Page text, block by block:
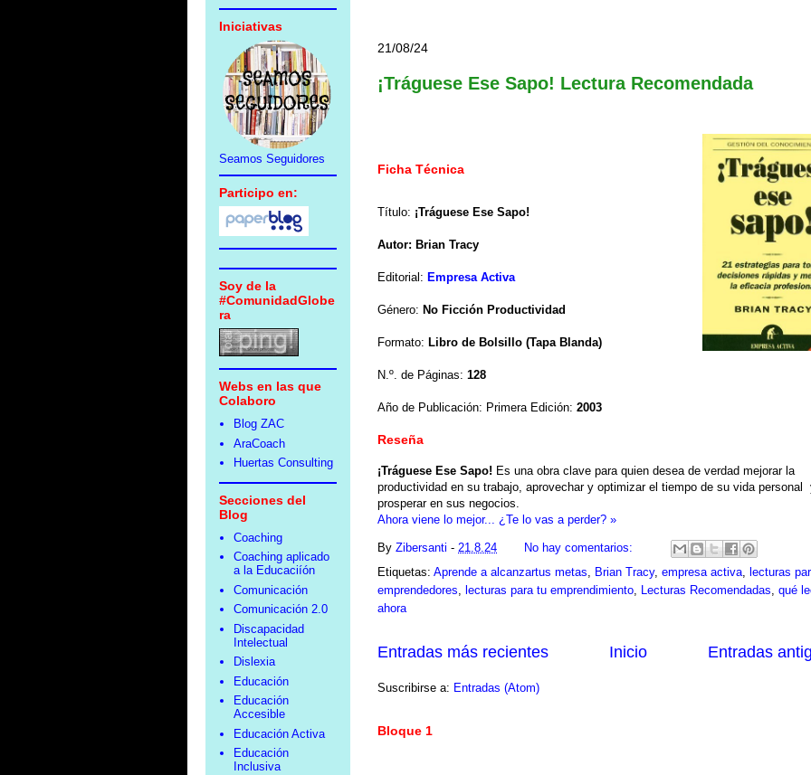
21/08/24
¡Tráguese Ese Sapo! Lectura Recomendada
Ficha Técnica
Título: ¡Tráguese Ese Sapo!
Autor: Brian Tracy
Editorial: Empresa Activa
Género: No Ficción Productividad
Formato: Libro de Bolsillo (Tapa Blanda)
N.º. de Páginas: 128
Año de Publicación: Primera Edición: 2003
Reseña
¡Tráguese Ese Sapo! Es una obra clave para quien desea de verdad mejorar la
productividad en su trabajo, aprovechar y optimizar el tiempo de su vida personal
prosperar en sus negocios.
Ahora viene lo mejor... ¿Te lo vas a perder? »
By Zibersanti - 21.8.24
No hay comentarios:
Etiquetas: Aprende a alcanzartus metas, Brian Tracy, empresa activa, lecturas
emprendedores, lecturas para tu emprendimiento, Lecturas Recomendadas, qué
ahora
Entradas más recientes Entradas
Inicio
Suscribirse a: Entradas (Atom)
Bloque 1
Iniciativas
Seamos Seguidores
Participo en:
Soy de la
#ComunidadGlobe
ra
Webs en las que
Colaboro
Blog ZAC
AraCoach
Huertas Consulting
Secciones del
Blog
Coaching
Coaching aplicado
a la Educaciíón
Comunicación
Comunicación 2.0
Discapacidad
Intelectual
Dislexia
Educación
Educación
Accesible
Educación Activa
Educación
Inclusiva